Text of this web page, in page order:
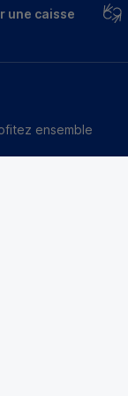
une caisse
ensemble